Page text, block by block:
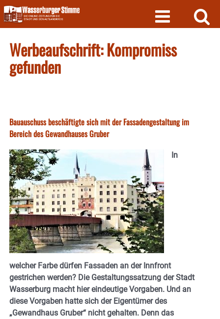
Skip
to
content
Werbeaufschrift: Kompromiss
gefunden
Bauauschuss beschäftigte sich mit der Fassadengestaltung im
Bereich des Gewandhauses Gruber
In
welcher Farbe dürfen Fassaden an der Innfront
gestrichen werden? Die Gestaltungssatzung der Stadt
Wasserburg macht hier eindeutige Vorgaben. Und an
diese Vorgaben hatte sich der Eigentümer des
„Gewandhaus Gruber“ nicht gehalten. Denn das